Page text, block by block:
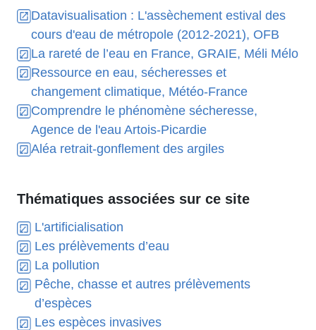
Datavisualisation : L'assèchement estival des
cours d'eau de métropole (2012-2021), OFB
La rareté de l’eau en France, GRAIE, Méli Mélo
Ressource en eau, sécheresses et
changement climatique, Météo-France
Comprendre le phénomène sécheresse,
Agence de l'eau Artois-Picardie
Aléa retrait-gonflement des argiles
Thématiques associées sur ce site
L'artificialisation
Les prélèvements d’eau
La pollution
Pêche, chasse et autres prélèvements
d’espèces
Les espèces invasives